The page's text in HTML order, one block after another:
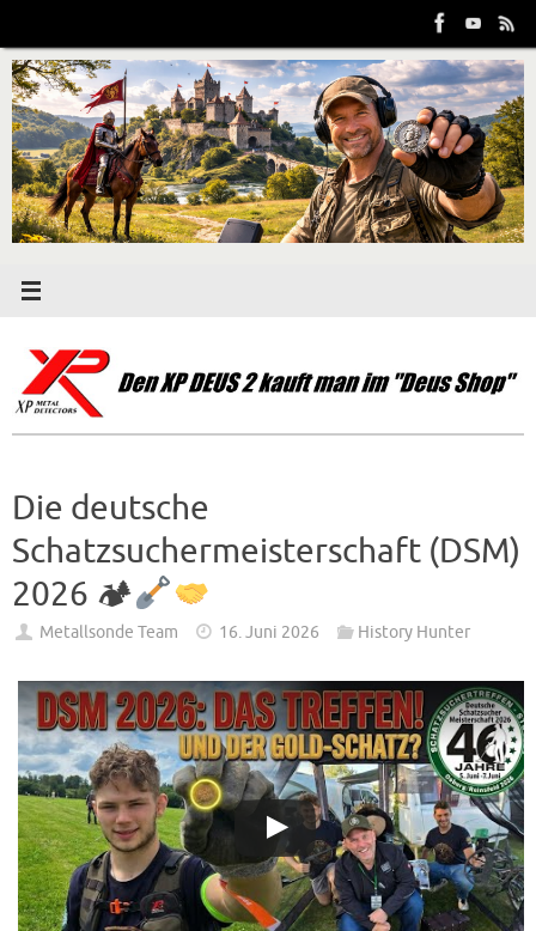
Inhalt
springen
Die deutsche
Schatzsuchermeisterschaft (DSM)
2026 🏕
Metallsonde Team 16. Juni 2026 History Hunter